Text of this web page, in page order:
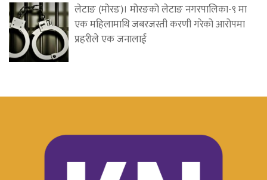
लेटाङ (मोरङ)। मोरङको लेटाङ नगरपालिका-९ मा
एक महिलामाथि जबरजस्ती करणी गरेको आरोपमा
प्रहरीले एक जनालाई